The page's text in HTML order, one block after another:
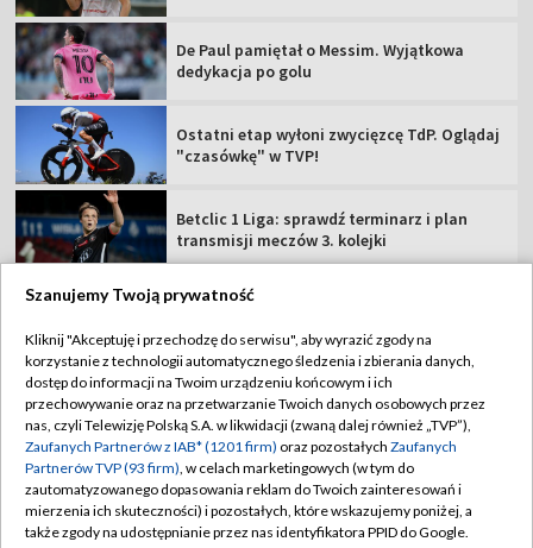
De Paul pamiętał o Messim. Wyjątkowa
dedykacja po golu
Ostatni etap wyłoni zwycięzcę TdP. Oglądaj
"czasówkę" w TVP!
Betclic 1 Liga: sprawdź terminarz i plan
transmisji meczów 3. kolejki
TVP
Abonament TVP
Sklep TVP
Biuro Reklamy
Oferta Handlowa
Regulamin TVP
Polityka prywatności
Moje zgody
Biuro reklamy
Szanujemy Twoją prywatność
Kliknij "Akceptuję i przechodzę do serwisu", aby wyrazić zgody na
korzystanie z technologii automatycznego śledzenia i zbierania danych,
dostęp do informacji na Twoim urządzeniu końcowym i ich
przechowywanie oraz na przetwarzanie Twoich danych osobowych przez
nas, czyli Telewizję Polską S.A. w likwidacji (zwaną dalej również „TVP”),
Zaufanych Partnerów z IAB* (1201 firm) oraz pozostałych Zaufanych
Partnerów TVP (93 firm), w celach marketingowych (w tym do
zautomatyzowanego dopasowania reklam do Twoich zainteresowań i
mierzenia ich skuteczności) i pozostałych, które wskazujemy poniżej, a
także zgody na udostępnianie przez nas identyfikatora PPID do Google.